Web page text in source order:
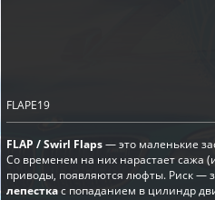
FLAPE19
FLAP / Swirl Flaps— это маленькие
Со временем на них нарастает сажа
приводы, появляются люфты. Риск —
лепесткас попаданием в цилиндр